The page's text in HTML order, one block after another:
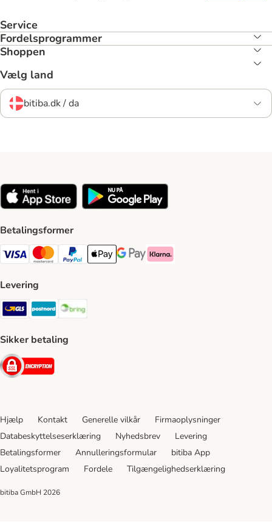
Service
Fordelsprogrammer
Shoppen
Vælg land
bitiba.dk / da
Betalingsformer
VISA Payment Method
Mastercard Payment Method
Paypal Payment Method
Apple Pay Payment Method
Google Pay Payment Method
Klarna Payment Method
Levering
GLS Shipping Method
Postnord Shipping Method
Sikker betaling
Security
Hjælp Kontakt Generelle vilkår
Firmaoplysninger
Databeskyttelseserklæring
Nyhedsbrev
Levering
Betalingsformer
Annulleringsformular
bitiba App
Loyalitetsprogram
Fordele Tilgængelighedserklæring
bitiba GmbH 2026